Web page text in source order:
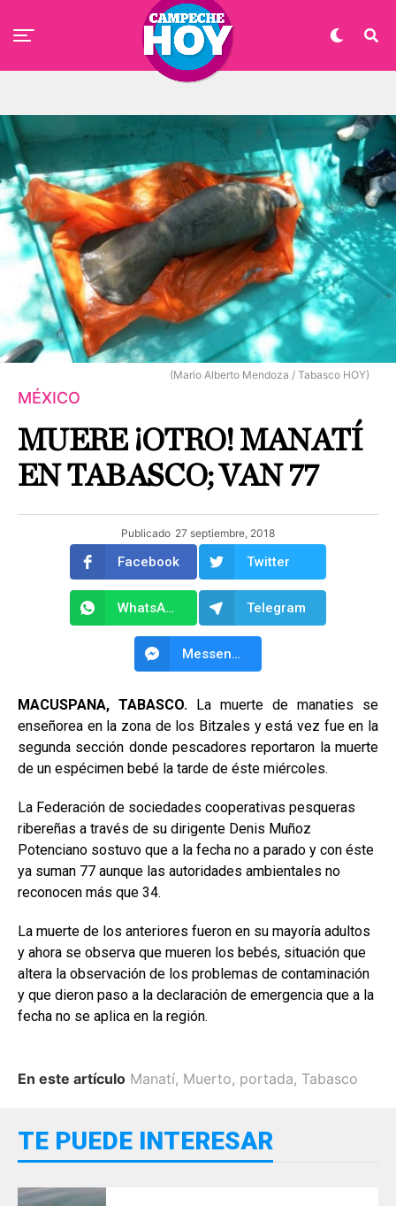
(Mario Alberto Mendoza / Tabasco HOY)
MÉXICO
MUERE ¡OTRO! MANATÍ
EN TABASCO; VAN 77
Publicado 27 septiembre, 2018
Facebook Twitter
WhatsApp Telegram
Messenger
MACUSPANA, TABASCO. La muerte de manaties se
enseñorea en la zona de los Bitzales y está vez fue en la
segunda sección donde pescadores reportaron la muerte
de un espécimen bebé la tarde de éste miércoles.
La Federación de sociedades cooperativas pesqueras
ribereñas a través de su dirigente Denis Muñoz
Potenciano sostuvo que a la fecha no a parado y con éste
ya suman 77 aunque las autoridades ambientales no
reconocen más que 34.
La muerte de los anteriores fueron en su mayoría adultos
y ahora se observa que mueren los bebés, situación que
altera la observación de los problemas de contaminación
y que dieron paso a la declaración de emergencia que a la
fecha no se aplica en la región.
En este artículo Manatí, Muerto, portada, Tabasco
TE PUEDE INTERESAR